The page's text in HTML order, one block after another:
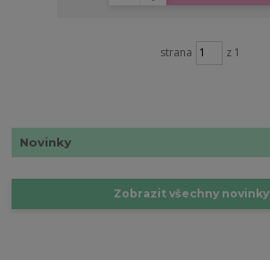
Novinky
Zobrazit všechny novinky
strana z 1